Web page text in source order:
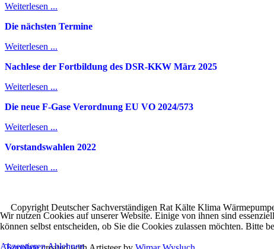
Weiterlesen ...
Die nächsten Termine
Weiterlesen ...
Nachlese der Fortbildung des DSR-KKW März 2025
Weiterlesen ...
Die neue F-Gase Verordnung EU VO 2024/573
Weiterlesen ...
Vorstandswahlen 2022
Weiterlesen ...
Copyright Deutscher Sachverständigen Rat Kälte Klima
Wir nutzen Cookies auf unserer Website. Einige von ihnen sind
können selbst entscheiden, ob Sie die Cookies zulassen möchten. Bitte
AkzeptierenAblehnen